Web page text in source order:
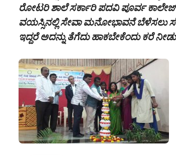
ರೋಟರಿ ಶಾಲೆ ಸರ್ಕಾರಿ ಪದವಿ ಪೂರ್ವ ಕಾಲೇಜ್
ವಯಸ್ಸಿನಲ್ಲಿ ಸೇವಾ ಮನೋಭಾವನೆ ಬೆಳೆಸಲು
ಇದ್ದರೆ ಅದನ್ನು ತೆಗೆದು ಹಾಕಬೇಕೆಂದು ಕರೆ